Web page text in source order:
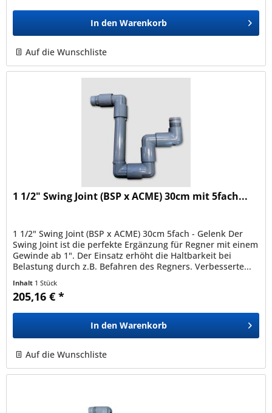
In den Warenkorb
Auf die Wunschliste
1 1/2" Swing Joint (BSP x ACME) 30cm mit 5fach...
1 1/2" Swing Joint (BSP x ACME) 30cm 5fach - Gelenk Der
Swing Joint ist die perfekte Ergänzung für Regner mit einem
Gewinde ab 1". Der Einsatz erhöht die Haltbarkeit bei
Belastung durch z.B. Befahren des Regners. Verbesserte...
Inhalt 1 Stück
205,16 € *
In den Warenkorb
Auf die Wunschliste